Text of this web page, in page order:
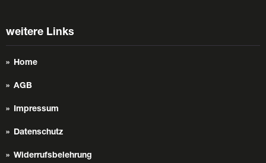
weitere Links
Home
AGB
Impressum
Datenschutz
Widerrufsbelehrung